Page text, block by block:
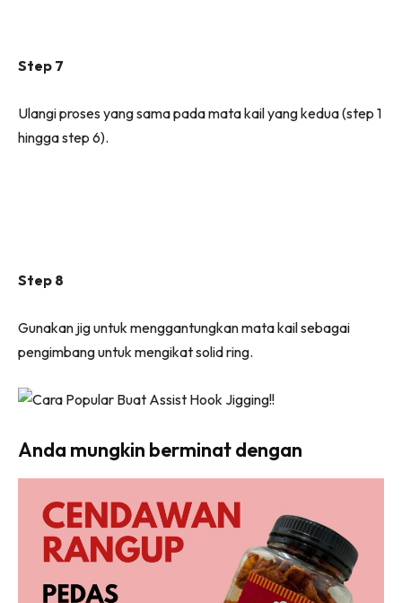
Step 7
Ulangi proses yang sama pada mata kail yang kedua (step 1
hingga step 6).
Step 8
Gunakan jig untuk menggantungkan mata kail sebagai
pengimbang untuk mengikat solid ring.
Anda mungkin berminat dengan